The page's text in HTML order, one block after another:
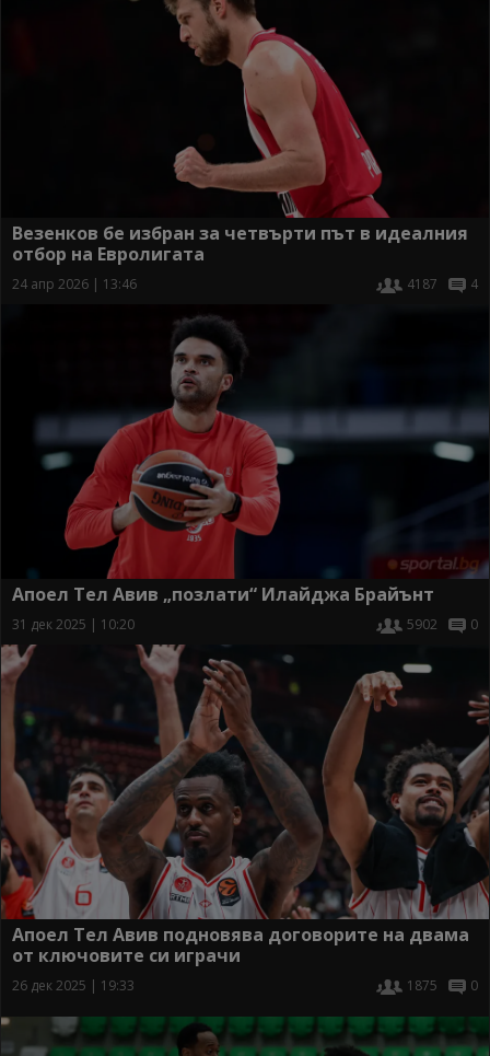
Везенков бе избран за четвърти път в идеалния
отбор на Евролигата
24 апр 2026 | 13:46 4187 4
Апоел Тел Авив „позлати“ Илайджа Брайънт
31 дек 2025 | 10:20 5902 0
Апоел Тел Авив подновява договорите на двама
от ключовите си играчи
26 дек 2025 | 19:33 1875 0